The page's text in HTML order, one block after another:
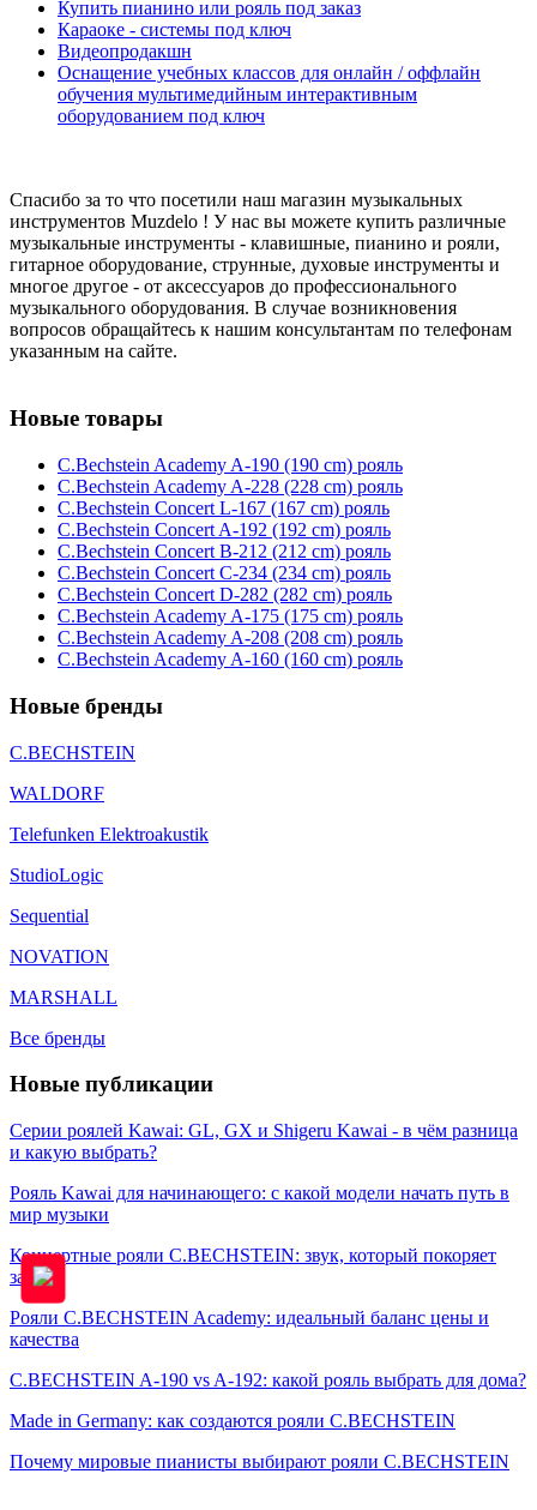
Купить пианино или рояль под заказ
Караоке - системы под ключ
Видеопродакшн
Оснащение учебных классов для онлайн / оффлайн
обучения мультимедийным интерактивным
оборудованием под ключ
Спасибо за то что посетили наш магазин музыкальных
инструментов Muzdelo ! У нас вы можете купить различные
музыкальные инструменты - клавишные, пианино и рояли,
гитарное оборудование, струнные, духовые инструменты и
многое другое - от аксессуаров до профессионального
музыкального оборудования. В случае возникновения
вопросов обращайтесь к нашим консультантам по телефонам
указанным на сайте.
Новые товары
C.Bechstein Academy A-190 (190 cm) рояль
C.Bechstein Academy A-228 (228 cm) рояль
C.Bechstein Concert L-167 (167 cm) рояль
C.Bechstein Concert A-192 (192 cm) рояль
C.Bechstein Concert B-212 (212 cm) рояль
C.Bechstein Concert С-234 (234 cm) рояль
C.Bechstein Concert D-282 (282 cm) рояль
C.Bechstein Academy A-175 (175 cm) рояль
C.Bechstein Academy A-208 (208 cm) рояль
C.Bechstein Academy A-160 (160 cm) рояль
Новые бренды
C.BECHSTEIN
WALDORF
Telefunken Elektroakustik
StudioLogic
Sequential
NOVATION
MARSHALL
Все бренды
Новые публикации
Серии роялей Kawai: GL, GX и Shigeru Kawai - в чём разница
и какую выбрать?
Рояль Kawai для начинающего: с какой модели начать путь в
мир музыки
Концертные рояли C.BECHSTEIN: звук, который покоряет
залы
Рояли C.BECHSTEIN Academy: идеальный баланс цены и
качества
C.BECHSTEIN A-190 vs A-192: какой рояль выбрать для дома?
Made in Germany: как создаются рояли C.BECHSTEIN
Почему мировые пианисты выбирают рояли C.BECHSTEIN